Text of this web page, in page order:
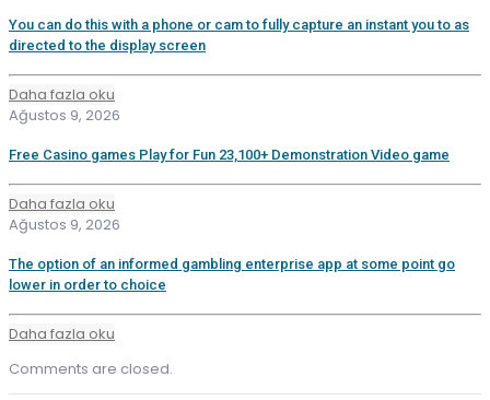
You can do this with a phone or cam to fully capture an instant you to as
directed to the display screen
Daha fazla oku
Ağustos 9, 2026
Free Casino games Play for Fun 23,100+ Demonstration Video game
Daha fazla oku
Ağustos 9, 2026
The option of an informed gambling enterprise app at some point go
lower in order to choice
Daha fazla oku
Comments are closed.